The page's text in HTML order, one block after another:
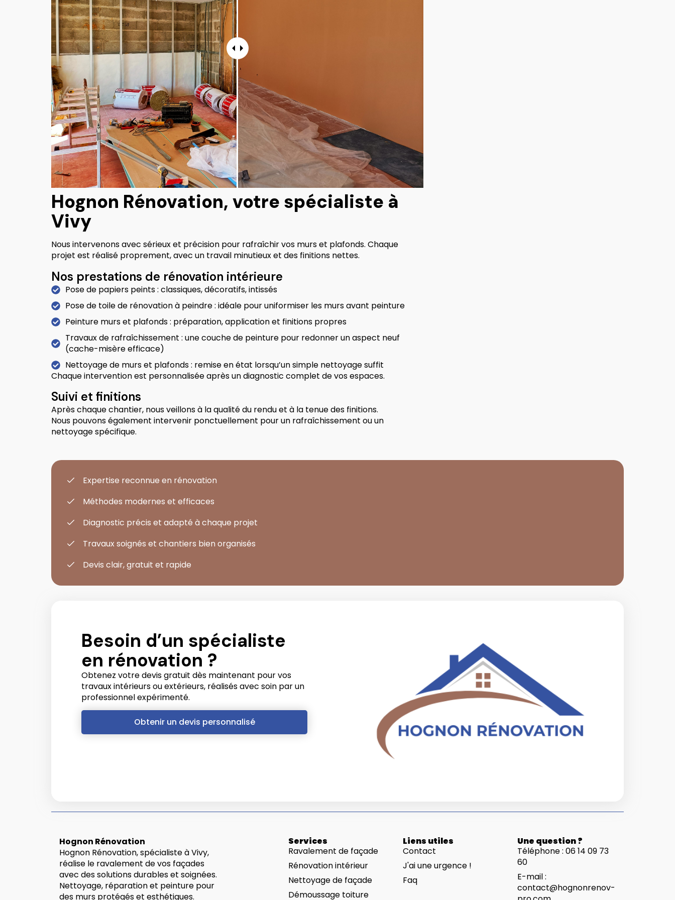
Hognon Rénovation, votre spécialiste à
Vivy
Nous intervenons avec sérieux et précision pour rafraîchir vos murs et plafonds. Chaque
projet est réalisé proprement, avec un travail minutieux et des finitions nettes.
Nos prestations de rénovation intérieure
Pose de papiers peints : classiques, décoratifs, intissés
Pose de toile de rénovation à peindre : idéale pour uniformiser les murs avant peinture
Peinture murs et plafonds : préparation, application et finitions propres
Travaux de rafraîchissement : une couche de peinture pour redonner un aspect neuf
(cache-misère efficace)
Nettoyage de murs et plafonds : remise en état lorsqu’un simple nettoyage suffit
Chaque intervention est personnalisée après un diagnostic complet de vos espaces.
Suivi et finitions
Après chaque chantier, nous veillons à la qualité du rendu et à la tenue des finitions.
Nous pouvons également intervenir ponctuellement pour un rafraîchissement ou un
nettoyage spécifique.
Expertise reconnue en rénovation
Méthodes modernes et efficaces
Diagnostic précis et adapté à chaque projet
Travaux soignés et chantiers bien organisés
Devis clair, gratuit et rapide
Besoin d’un spécialiste
en rénovation ?
Obtenez votre devis gratuit dès maintenant pour vos
travaux intérieurs ou extérieurs, réalisés avec soin par un
professionnel expérimenté.
Obtenir un devis personnalisé
Hognon Rénovation
Hognon Rénovation, spécialiste à Vivy,
réalise le ravalement de vos façades
avec des solutions durables et soignées.
Nettoyage, réparation et peinture pour
des murs protégés et esthétiques.
Services
Ravalement de façade
Rénovation intérieur
Nettoyage de façade
Démoussage toiture
Liens utiles
Contact
J'ai une urgence !
Faq
Une question ?
Téléphone : 06 14 09 73
60
E-mail :
contact@hognonrenov-